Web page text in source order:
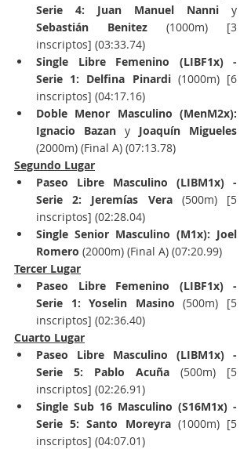
Serie 4: Juan Manuel Nanni
Sebastián Benitez (1000m) [3
inscriptos] (03:33.74)
Single Libre Femenino (LIBF1x) -
Serie 1: Delfina Pinardi (1000m) [6
inscriptos] (04:17.16)
Doble Menor Masculino (MenM2x):
Ignacio Bazan y Joaquín Migueles
(2000m) (Final A) (07:13.78)
Segundo Lugar
Paseo Libre Masculino (LIBM1x) -
Serie 2: Jeremías Vera (500m) [5
inscriptos] (02:28.04)
Single Senior Masculino (M1x): Joel
Romero (2000m) (Final A) (07:20.99)
Tercer Lugar
Paseo Libre Femenino (LIBF1x) -
Serie 1: Yoselin Masino (500m) [5
inscriptos] (02:36.40)
Cuarto Lugar
Paseo Libre Masculino (LIBM1x) -
Serie 5: Pablo Acuña (500m) [5
inscriptos] (02:26.91)
Single Sub 16 Masculino (S16M1x) -
Serie 5: Santo Moreyra (1000m) [5
inscriptos] (04:07.01)